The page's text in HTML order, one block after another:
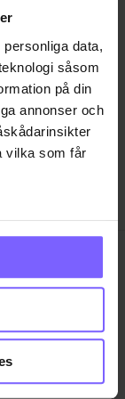
personliga data,
såsom
på din
annonser och
vilka som får
plats
flera meter
skanna den
när som
OCH SVAR
vi
vi bryr oss
aktörer
kronan på